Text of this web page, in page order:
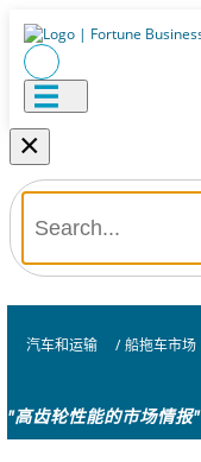
×
汽车和运输 / 船拖车市场
"高齿轮性能的市场情报"